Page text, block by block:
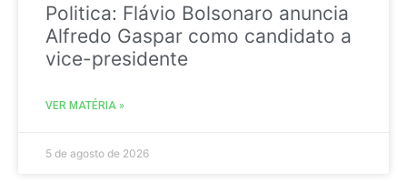
Politica: Flávio Bolsonaro anuncia
Alfredo Gaspar como candidato a
vice-presidente
VER MATÉRIA »
5 de agosto de 2026